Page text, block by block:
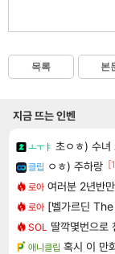
목록 본
지금 뜨는 인벤
ㅗㅜㅑ 초ㅇㅎ) 수녀
클립 ㅇㅎ) 주하랑
로아 여러분 2년반
로아 [벨가르딘
SOL 딸깍몇번으로
애니클립 혹시 이 만